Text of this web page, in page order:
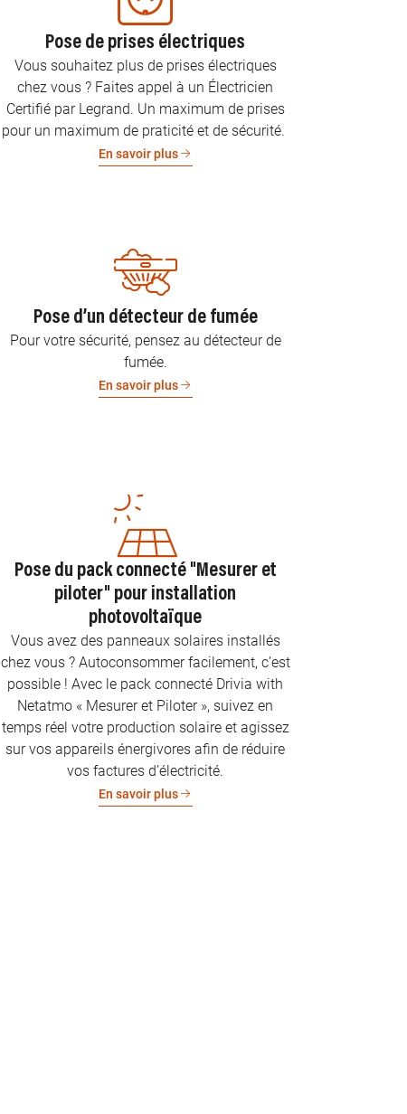
Pose de prises électriques
Vous souhaitez plus de prises électriques
chez vous ? Faites appel à un Électricien
Certifié par Legrand. Un maximum de prises
pour un maximum de praticité et de sécurité.
En savoir plus
Pose d’un détecteur de fumée
Pour votre sécurité, pensez au détecteur de
fumée.
En savoir plus
Pose du pack connecté "Mesurer et
piloter" pour installation
photovoltaïque
Vous avez des panneaux solaires installés
chez vous ? Autoconsommer facilement, c’est
possible ! Avec le pack connecté Drivia with
Netatmo « Mesurer et Piloter », suivez en
temps réel votre production solaire et agissez
sur vos appareils énergivores afin de réduire
vos factures d’électricité.
En savoir plus